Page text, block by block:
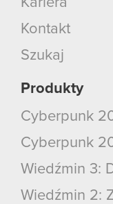
Kontakt
Szukaj
Produkty
Cyberpunk
Cyberpunk
Wiedźmin 3:
Wiedźmin 2: